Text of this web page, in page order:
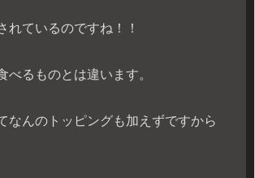
れているのですね！！
べるものとは違います。
なんのトッピングも加えずですから